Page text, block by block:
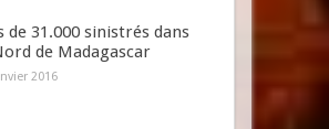
de 31.000 sinistrés dans
de Madagascar
2016